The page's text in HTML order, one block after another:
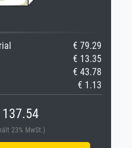
€ 79.29
€ 13.35
€ 43.78
€ 1.13
137.54
23% MwSt.)